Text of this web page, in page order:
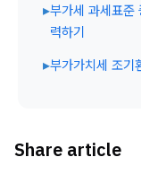
▸부가세 과세표준
력하기
▸부가가치세 조기
Share article